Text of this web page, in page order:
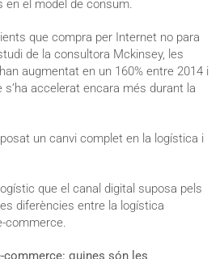
en el model de consum.
que compra per Internet no para
de la consultora Mckinsey, les
augmentat en un 160% entre 2014 i
s’ha accelerat encara més durant la
un canvi complet en la logística i
que el canal digital suposa pels
diferències entre la logística
commerce.
quines són les